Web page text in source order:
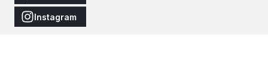
Instagram